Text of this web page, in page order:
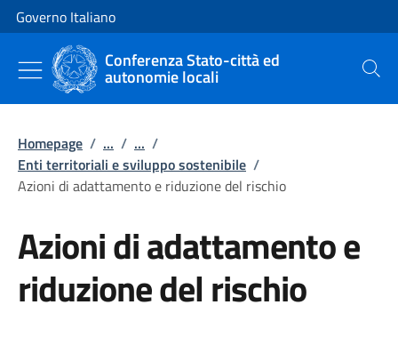
Vai al contenuto
Vai alla navigazione del sito
Governo Italiano
Conferenza Stato-città ed
autonomie locali Cerca
Homepage / ... / ... /
Enti territoriali e sviluppo sostenibile /
Azioni di adattamento e riduzione del rischio
Azioni di adattamento e
riduzione del rischio